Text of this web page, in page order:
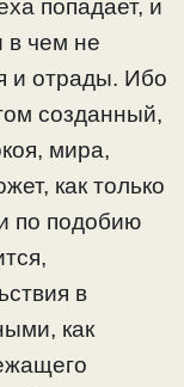
попадает, и
в чем не
и отрады. Ибо
созданный,
мира,
как только
по подобию
в
как